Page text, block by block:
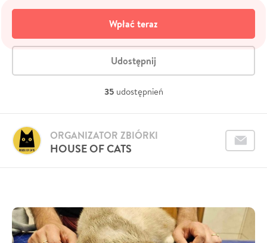
Wpłać teraz
Udostępnij
35 udostępnień
HOUSE OF CATS
ORGANIZATOR ZBIÓRKI